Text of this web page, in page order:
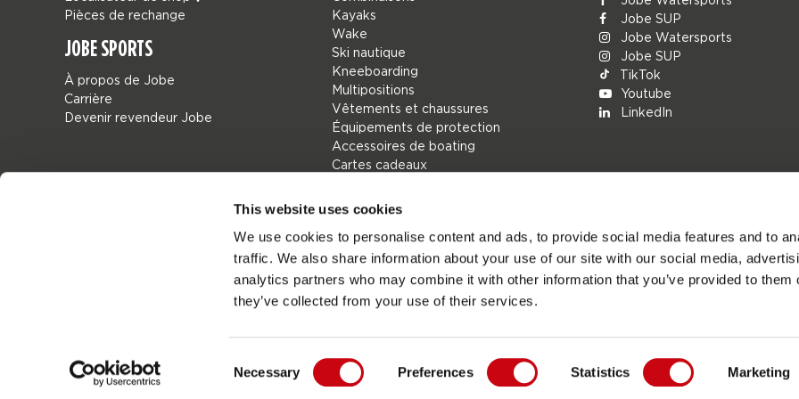
This website uses cookies
We use cookies to personalise content and ads, to provide social media features and to
traffic. We also share information about your use of our site with our social media,
analytics partners who may combine it with other information that you’ve provided to them
they’ve collected from your use of their services.
Selection
Necessary Preferences Statistics Marketing
Pièces de rechange
JOBE SPORTS
À propos de Jobe
Carrière
Devenir revendeur Jobe
Kayaks
Wake
Ski nautique
Kneeboarding
Multipositions
Vêtements et chaussures
Équipements de protection
Accessoires de boating
Cartes cadeaux
Collaborations
Sale
Mix & Match
Pièces de rechange
Jobe SUP
Jobe Watersports
Jobe SUP
TikTok
Youtube
LinkedIn
France Jobesports.com - Le site officiel